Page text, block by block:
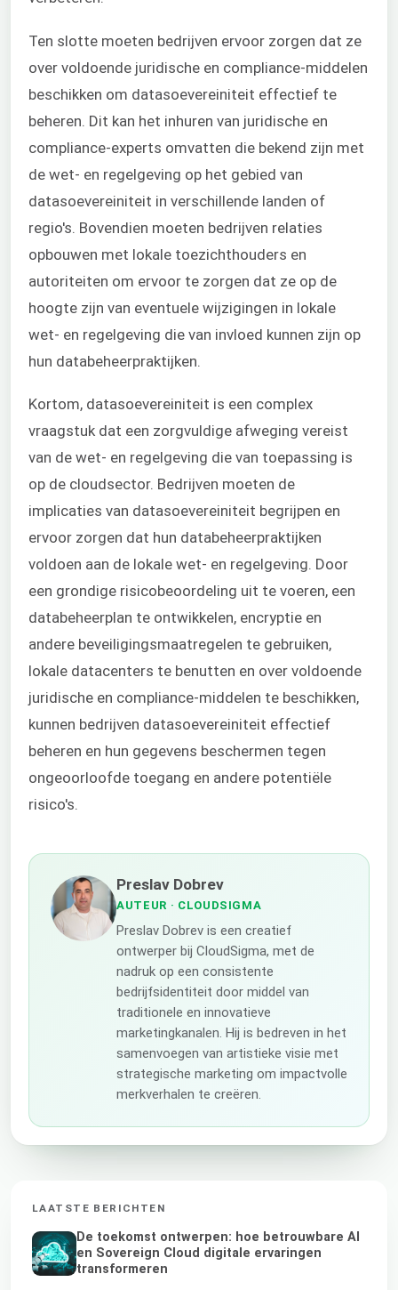
Ten slotte moeten bedrijven ervoor zorgen dat ze
over voldoende juridische en compliance-middelen
beschikken om datasoevereiniteit effectief te
beheren. Dit kan het inhuren van juridische en
compliance-experts omvatten die bekend zijn met
de wet- en regelgeving op het gebied van
datasoevereiniteit in verschillende landen of
regio's. Bovendien moeten bedrijven relaties
opbouwen met lokale toezichthouders en
autoriteiten om ervoor te zorgen dat ze op de
hoogte zijn van eventuele wijzigingen in lokale
wet- en regelgeving die van invloed kunnen zijn op
hun databeheerpraktijken.
Kortom, datasoevereiniteit is een complex
vraagstuk dat een zorgvuldige afweging vereist
van de wet- en regelgeving die van toepassing is
op de cloudsector. Bedrijven moeten de
implicaties van datasoevereiniteit begrijpen en
ervoor zorgen dat hun databeheerpraktijken
voldoen aan de lokale wet- en regelgeving. Door
een grondige risicobeoordeling uit te voeren, een
databeheerplan te ontwikkelen, encryptie en
andere beveiligingsmaatregelen te gebruiken,
lokale datacenters te benutten en over voldoende
juridische en compliance-middelen te beschikken,
kunnen bedrijven datasoevereiniteit effectief
beheren en hun gegevens beschermen tegen
ongeoorloofde toegang en andere potentiële
risico's.
Preslav Dobrev
AUTEUR · CLOUDSIGMA
Preslav Dobrev is een creatief
ontwerper bij CloudSigma, met de
nadruk op een consistente
bedrijfsidentiteit door middel van
traditionele en innovatieve
marketingkanalen. Hij is bedreven in het
samenvoegen van artistieke visie met
strategische marketing om impactvolle
merkverhalen te creëren.
LAATSTE BERICHTEN
De toekomst ontwerpen: hoe betrouwbare AI
en Sovereign Cloud digitale ervaringen
transformeren